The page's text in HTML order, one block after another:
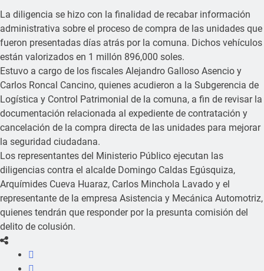
La diligencia se hizo con la finalidad de recabar información
administrativa sobre el proceso de compra de las unidades que
fueron presentadas días atrás por la comuna. Dichos vehículos
están valorizados en 1 millón 896,000 soles.
Estuvo a cargo de los fiscales Alejandro Galloso Asencio y
Carlos Roncal Cancino, quienes acudieron a la Subgerencia de
Logística y Control Patrimonial de la comuna, a fin de revisar la
documentación relacionada al expediente de contratación y
cancelación de la compra directa de las unidades para mejorar
la seguridad ciudadana.
Los representantes del Ministerio Público ejecutan las
diligencias contra el alcalde Domingo Caldas Egúsquiza,
Arquímides Cueva Huaraz, Carlos Minchola Lavado y el
representante de la empresa Asistencia y Mecánica Automotriz,
quienes tendrán que responder por la presunta comisión del
delito de colusión.